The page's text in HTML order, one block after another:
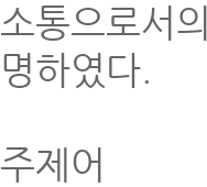
소통으로서
명하였다.
주제어